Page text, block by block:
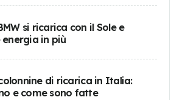
si ricarica con il Sole e
in più
di ricarica in Italia:
e come sono fatte